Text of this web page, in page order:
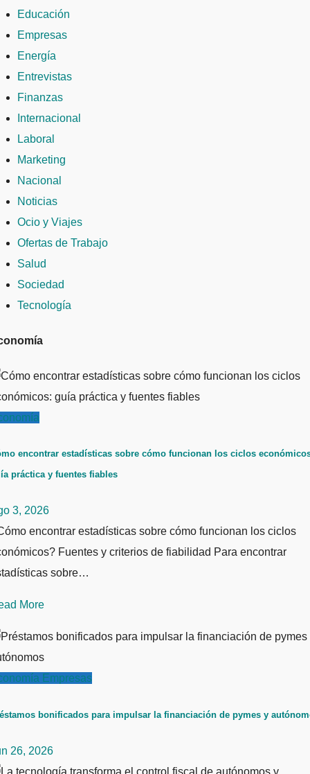
Educación
Empresas
Energía
Entrevistas
Finanzas
Internacional
Laboral
Marketing
Nacional
Noticias
Ocio y Viajes
Ofertas de Trabajo
Salud
Sociedad
Tecnología
encontrar estadísticas sobre cómo funcionan los ciclos
práctica y fuentes fiables
3, 2026
encontrar estadísticas sobre cómo funcionan los ciclos
Fuentes y criterios de fiabilidad Para encontrar
sobre…
More
Empresas
bonificados para impulsar la financiación de pymes y
26, 2026